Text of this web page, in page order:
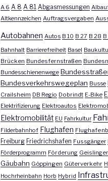
A 6 A 8 A 81 Abgasmessungen
Altkennzeichen Auftragsvergaben
Autobahnen Autos B 10 B 27 B 28
Bahnhalt Barrierefreiheit Basel
Brücken Bundesfernstraßen
Bundesschienenwege
Bundesverkehrswegeplan Busse
Crailsheim DB Regio Dobrindt E-Bike
Elektrifizierung Elektroautos
Elektromobilität EU Fahrkultur
Filderbahnhof Flughafen
Freiburg Friedrichshafen Fussgänger
Förderprogramm Förderung
Gäubahn Göppingen Güterverkehr
Hochrheinbahn Horb Hybrid